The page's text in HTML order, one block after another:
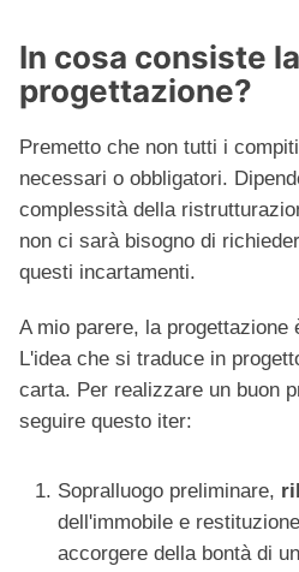
In cosa consiste la
progettazione?
Premetto che non tutti i
necessari o obbligatori.
complessità della
non ci sarà bisogno di
questi incartamenti.
A mio parere, la progettazione
L'idea che si traduce in
carta. Per realizzare un buon
seguire questo iter:
Sopralluogo preliminare,
dell'immobile e
accorgere della bontà di